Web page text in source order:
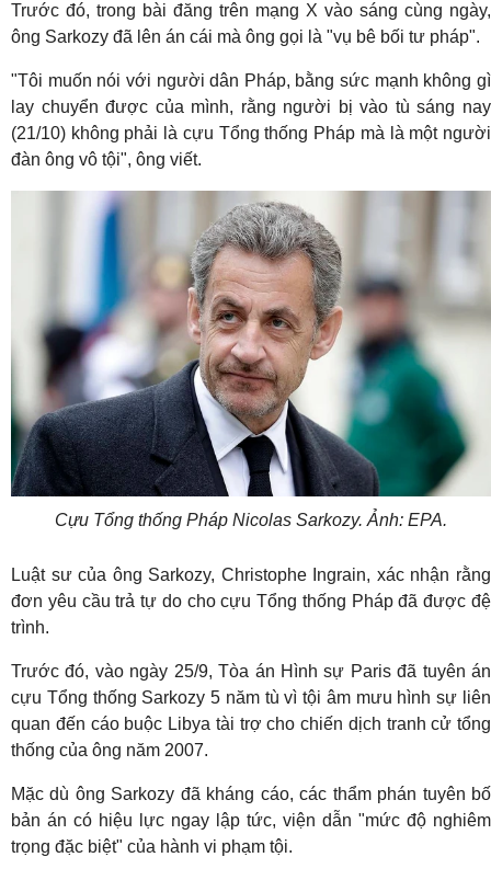
Trước đó, trong bài đăng trên mạng X vào sáng cùng ngày,
ông Sarkozy đã lên án cái mà ông gọi là "vụ bê bối tư pháp".
"Tôi muốn nói với người dân Pháp, bằng sức mạnh không gì
lay chuyển được của mình, rằng người bị vào tù sáng nay
(21/10) không phải là cựu Tổng thống Pháp mà là một người
đàn ông vô tội", ông viết.
Cựu Tổng thống Pháp Nicolas Sarkozy. Ảnh: EPA.
Luật sư của ông Sarkozy, Christophe Ingrain, xác nhận rằng
đơn yêu cầu trả tự do cho cựu Tổng thống Pháp đã được đệ
trình.
Trước đó, vào ngày 25/9, Tòa án Hình sự Paris đã tuyên án
cựu Tổng thống Sarkozy 5 năm tù vì tội âm mưu hình sự liên
quan đến cáo buộc Libya tài trợ cho chiến dịch tranh cử tổng
thống của ông năm 2007.
Mặc dù ông Sarkozy đã kháng cáo, các thẩm phán tuyên bố
bản án có hiệu lực ngay lập tức, viện dẫn "mức độ nghiêm
trọng đặc biệt" của hành vi phạm tội.